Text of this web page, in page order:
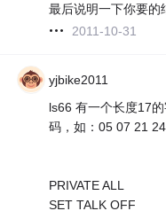
最后说明一下你要的
2011-10-31
yjbike2011
ls66 有一个长度17
码，如：05 07 21
PRIVATE ALL
SET TALK OFF